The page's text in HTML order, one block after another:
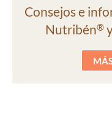
Consejos e
Nutribén®